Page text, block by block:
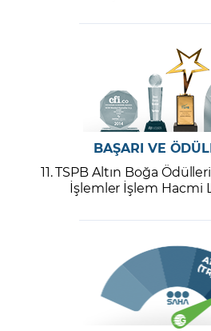
BAŞARI VE
11. TSPB Altın Boğa
İşlemler İşlem Hacmi